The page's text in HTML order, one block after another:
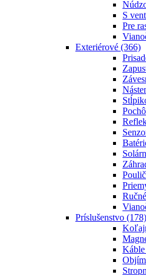
S
Pre
Exteriérové (366)
Príslušenstvo (178)
Káble